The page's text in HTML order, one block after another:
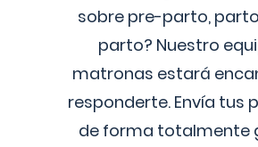
sobre pre-parto,
parto? Nuestro
matronas estará
responderte. Envía tus
de forma totalmente